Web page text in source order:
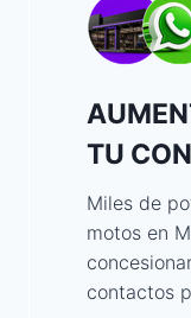
TU
Miles de
motos en
contactos